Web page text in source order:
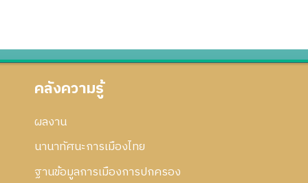
ม
2
คลังความรู้
ผลงาน
นานาทัศนะการเมืองไทย
ฐานข้อมูลการเมืองการปกครอง